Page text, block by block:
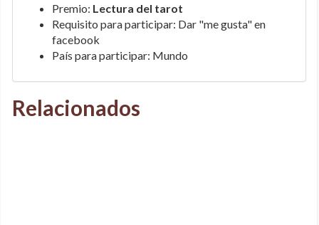
Premio: Lectura del tarot
Requisito para participar: Dar "me gusta" en
facebook
País para participar: Mundo
Relacionados